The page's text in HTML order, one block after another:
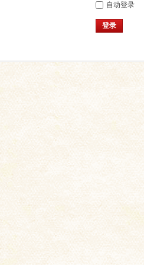
自动登录
登录